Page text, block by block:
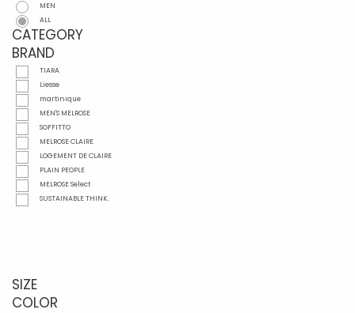
MEN
ALL
CATEGORY
BRAND
TIARA
Liesse
martinique
MEN'S MELROSE
SOFFITTO
MELROSE CLAIRE
LOGEMENT DE CLAIRE
PLAIN PEOPLE
MELROSE Select
SUSTAINABLE THINK.
SIZE
COLOR